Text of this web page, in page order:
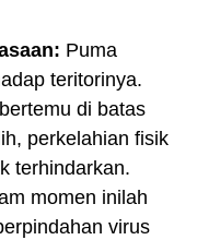
Puma
teritorinya.
di batas
perkelahian fisik
terhindarkan.
momen inilah
virus